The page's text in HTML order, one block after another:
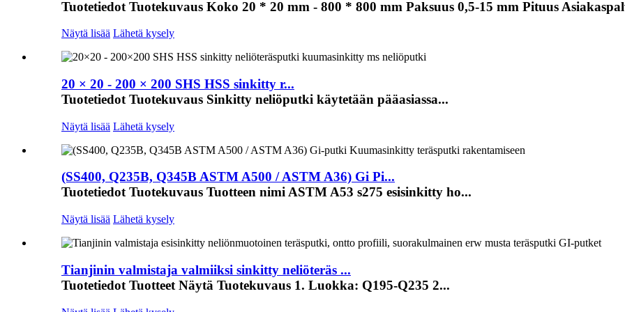
Tuotetiedot Tuotekuvaus Koko 20 * 20 mm - 800 * 800 mm Paksuus 0,5-15 mm Pituus
Näytä lisää Lähetä kysely
20 × 20 - 200 × 200 SHS HSS sinkitty r...
Tuotetiedot Tuotekuvaus Sinkitty neliöputki käytetään pääasiassa...
Näytä lisää Lähetä kysely
(SS400, Q235B, Q345B ASTM A500 / ASTM A36) Gi Pi...
Tuotetiedot Tuotekuvaus Tuotteen nimi ASTM A53 s275 esisinkitty ho...
Näytä lisää Lähetä kysely
Tianjinin valmistaja valmiiksi sinkitty neliöteräs ...
Tuotetiedot Tuotteet Näytä Tuotekuvaus 1. Luokka: Q195-Q235 2...